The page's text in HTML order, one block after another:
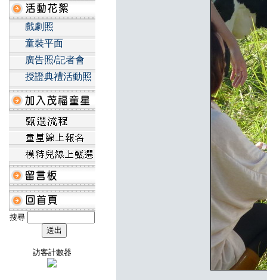
戲劇照
童裝平面
廣告照/記者會
授證典禮活動照
搜尋
訪客計數器